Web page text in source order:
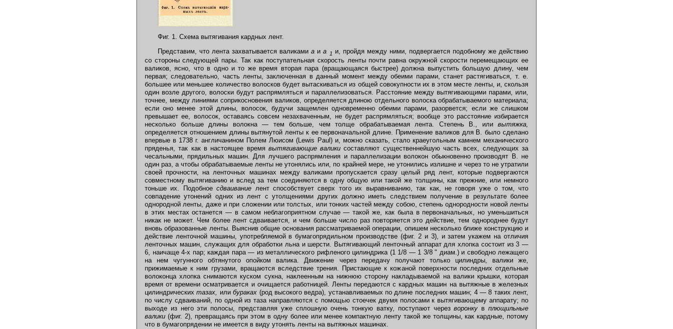
Фиг. 1. Схема вытягивания кардных лент.
Представим, что лента захватывается валикамиа иа 1 и, пройдя между ними, подвергается подобному же действию
со стороны следующей пары. Так как поступательная скорость ленты почти равна окружной скорости перемещающих ее
валиков, ясно, что в одно и то же время вторая пара (вращающаяся быстрее) должна выпустить большую длину, чем
первая; следовательно, часть ленты, заключенная в данный момент между обеими парами, станет растягиваться, т. е.
большее или меньшее количество волосков будет вытаскиваться из общей совокупности их в этом месте ленты, и, скользя
один возле другого, волоски будут распрямляться и параллелизоваться. Расстояние между вытягивающими парами, или,
точнее, между линиями соприкосновения валиков, определяется длиною отдельного волоска обрабатываемого материала;
если оно менее этой длины, волосок, будучи защемлен одновременно обеими парами, разорвется; если же слишком
превышает ее, волосок, оставаясь совсем незахваченным, не будет распрямляться; вообще это расстояние избирается
несколько больше длины волокна — тем больше, чем толще обрабатываемая лента. Степень В., или вытяжка,
определяется отношением длины вытянутой ленты к ее первоначальной длине. Применение валиков для В. было сделано
впервые в 1738 г. англичанином Полем Люисом (Lewis Paul) и, можно сказать, стало краеугольным камнем механического
пряденья, так как в настоящее время вытягивающие валикисоставляют существеннейшую часть всех, следующих за
чесальными, прядильных машин. Для лучшего распрямления и параллелизации волокон обыкновенно производят В. не
один раз, а чтобы обрабатываемые ленты не утонялись или, по крайней мере, не утонились излишне и через то не утратили
своей прочности, на ленточных машинах между валиками пропускается сразу целый ряд лент, которые подвергаются
совместному вытягиванию и вслед за тем соединяются в одну общую или такой же толщины, как прежние, или немного
тоньше их. Подобноесдваивание лент способствует сверх того их выравниванию, так как, не говоря уже о том, что
совпадение утонений одних из лент с утолщениями других должно иметь следствием получение в результате более
однородной ленты, даже и при сложении или толстых, или тонких частей между собою, степень однородности новой ленты
в этих местах останется — в самом неблагоприятном случае — такой же, как была в первоначальных, но уменьшиться
никак не может. Чем более лент сдваивается, и чем больше число раз повторяется это действие, тем однороднее будут
вновь образованные ленты. Выяснив общие основания рассматриваемой операции, опишем несколько ближе конструкцию и
действие ленточной машины, употребляемой в бумагопрядильном производстве (фиг. 2 и 3), и затем укажем на отличия
ленточных машин, служащих для обработки льна и шерсти. Вытягивающий ленточный аппарат для хлопка состоит из 3 —
6, наичаще 4-х пар; каждая пара — из металлического рифленого цилиндрика (1 1/8 — 1 3/8 " диам.) и свободно лежащего
на нем чугунного обтянутого опойком валика. Движение через передачу получают только цилиндры, валики же,
прижимаемые к ним грузами, вращаются вследствие трения. Пристающие к кожаной поверхности последних отдельные
волоконца хлопка снимаются куском сукна, наклеенным на нижнюю сторону накладываемой на валики крышки, которая
время от времени осматривается и очищается работницей. Ленты передаются с кардных машин на вытяжные в железных
цилиндрическихтазах, илибураках (род высокого ведра), устанавливаемых по длине последних машин; 4 — 8 таких лент,
по числу сдваиваний, по одной из таза направляются с помощью стоечек двумя полосами к вытягивающему аппарату; по
выходе из него эти полосы, представляя уже сплошную очень тонкую ватку, поступают черезворонку вплющильные
валики (фиг. 2), превращаясь при этом в одну более или менее компактную ленту такой же толщины, как кардные, потому
что в бумагопрядении не имеется в виду утонять ленты на вытяжных машинах.